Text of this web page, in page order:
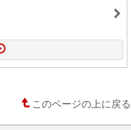
このページの上に戻る